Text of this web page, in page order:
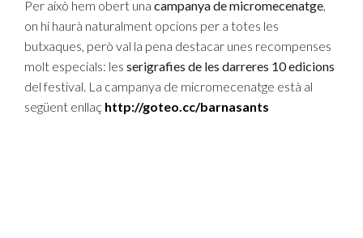
Per això hem obert una campanya de micromecenatge
on hi haurà naturalment opcions per a totes les
butxaques, però val la pena destacar unes recompenses
molt especials: les serigrafies de les darreres 10 edicions
del festival. La campanya de micromecenatge està al
següent enllaç http://goteo.cc/barnasants